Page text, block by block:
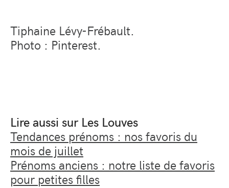
Tiphaine Lévy-Frébault.
Photo : Pinterest.
Lire aussi sur Les Louves
Tendances prénoms : nos favoris du
mois de juillet
Prénoms anciens : notre liste de favoris
pour petites filles